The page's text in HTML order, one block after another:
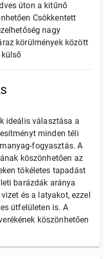
úton a kitűnő
Csökkentett
nagy
körülmények között
ideális választása a
minden téli
fogyasztás. A
köszönhetően az
tökéletes tapadást
barázdák aránya
és a latyakot, ezzel
útfelületen is. A
köszönhetően